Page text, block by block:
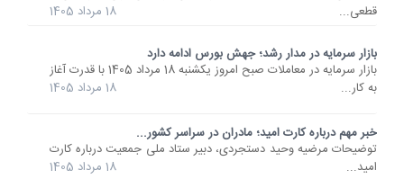
قطعی...
18 مرداد 1405
بازار سرمایه در مدار رشد؛ جهش بورس ادامه دارد
بازار سرمایه در معاملات صبح امروز یکشنبه 18 مرداد 1405 با قدرت آغاز
به کار...
18 مرداد 1405
خبر مهم درباره کارت امید؛ مادران در سراسر کشور...
توضیحات مرضیه وحید دستجردی، دبیر ستاد ملی جمعیت درباره کارت
امید...
18 مرداد 1405